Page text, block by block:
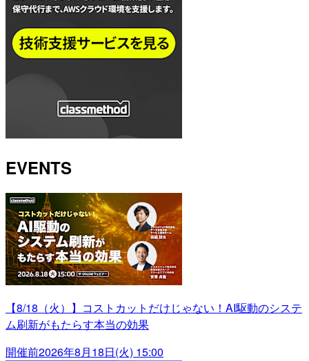
EVENTS
【8/18（火）】コストカットだけじゃない！AI駆動のシステ
ム刷新がもたらす本当の効果
開催前2026年8月18日(火) 15:00